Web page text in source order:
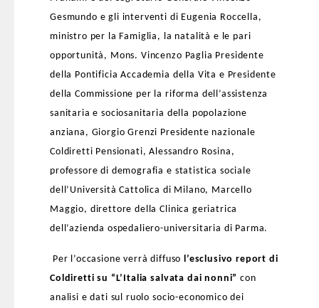
Gesmundo e gli interventi di Eugenia Roccella,
ministro per la Famiglia, la natalità e le pari
opportunità, Mons. Vincenzo Paglia Presidente
della Pontificia Accademia della Vita e Presidente
della Commissione per la riforma dell’assistenza
sanitaria e sociosanitaria della popolazione
anziana, Giorgio Grenzi Presidente nazionale
Coldiretti Pensionati, Alessandro Rosina,
professore di demografia e statistica sociale
dell’Università Cattolica di Milano, Marcello
Maggio, direttore della Clinica geriatrica
dell’azienda ospedaliero-universitaria di Parma.
Per l’occasione verrà diffusol’esclusivo report di
Coldiretti su “L’Italia salvata dai nonni” con
analisi e dati sul ruolo socio-economico dei